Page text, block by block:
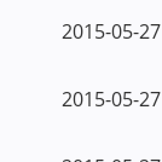
2015-05-27
2015-05-27